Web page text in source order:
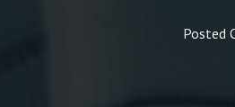
Posted